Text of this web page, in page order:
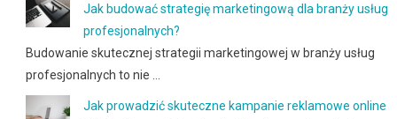
Jak budować strategię marketingową dla branży usług
profesjonalnych?
Budowanie skutecznej strategii marketingowej w branży usług
profesjonalnych to nie …
Jak prowadzić skuteczne kampanie reklamowe online